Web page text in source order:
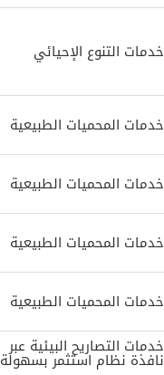
خدمات التنوع الإحيائي
خدمات المحميات الطبيعية
خدمات المحميات الطبيعية
خدمات المحميات الطبيعية
خدمات المحميات الطبيعية
خدمات التصاريح البيئية عبر
نافذة نظام استثمر بسهولة